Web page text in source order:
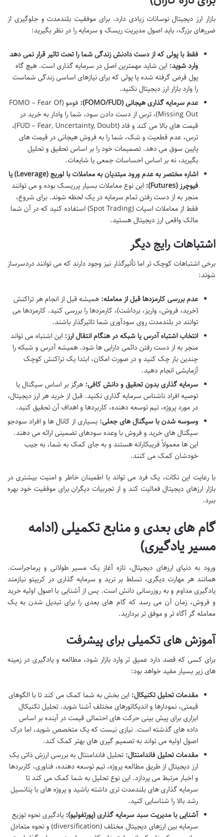
بازار ارز دیجیتال نوسانات زیادی دارد. برای موفقیت بلندمدت و جلوگیری از
ضررهای بزرگ، باید اصول مدیریت ریسک و سرمایه را در نظر بگیرید:
فقط با پولی که از دست دادنش زندگی شما را تحت تاثیر قرار نمی دهد
وارد شوید: این شاید مهمترین اصل در سرمایه گذاری است. هیچ گاه
پول قرض گرفته شده یا پولی که برای نیازهای اساسی زندگی شماست
را وارد بازار ارز دیجیتال نکنید.
عدم سرمایه گذاری هیجانی (FOMO/FUD):
فومو (FOMO – Fear Of
Missing Out)، ترس از دست دادن سود، شما را وادار به خرید در
قیمت های بالا می کند و فاد (FUD – Fear, Uncertainty, Doubt)،
ترس، عدم قطعیت و شک، شما را به فروش هیجانی در قیمت های
پایین سوق می دهد. تصمیمات خود را بر اساس تحقیق و تحلیل
بگیرید، نه بر اساس احساسات جمعی یا شایعات.
اشاره مختصر به عدم ورود مبتدیان به معاملات با لوریج (Leverage) یا
فیوچرز (Futures):
این نوع معاملات بسیار پرریسک بوده و می توانند
منجر به از دست رفتن تمام سرمایه در یک لحظه شوند. برای شروع،
فقط از معاملات اسپات (Spot Trading) استفاده کنید که در آن شما
مالک واقعی ارز دیجیتال هستید.
اشتباهات رایج دیگر
برخی اشتباهات کوچک تر اما تأثیرگذار نیز وجود دارند که می توانند دردسرساز
شوند:
عدم بررسی کارمزدها قبل از معامله: همیشه قبل از انجام هر تراکنش
(خرید، فروش، واریز، برداشت)، کارمزدها را بررسی کنید. کارمزدها می
توانند در بلندمدت روی سودآوری شما تاثیرگذار باشند.
انتخاب اشتباه آدرس یا شبکه در هنگام انتقال ارز: این اشتباه می تواند
منجر به از دست رفتن دائمی دارایی ها شود. همیشه آدرس و شبکه را
چندین بار چک کنید و در صورت امکان، ابتدا یک تراکنش کوچک
آزمایشی انجام دهید.
سرمایه گذاری بدون تحقیق و دانش کافی: هرگز بر اساس سیگنال یا
توصیه افراد ناشناس سرمایه گذاری نکنید. قبل از خرید هر ارز دیجیتال،
در مورد پروژه، تیم توسعه دهنده، کاربردها و اهداف آن تحقیق کنید.
وسوسه شدن با سیگنال های جعلی: بسیاری از کانال ها و افراد سودجو
سیگنال های خرید و فروش با وعده سودهای تضمینی ارائه می دهند.
این ها معمولاً فریبکارانه هستند و به جای کمک به شما، به جیب
خودشان کمک می کنند.
با رعایت این نکات، یک فرد می تواند با اطمینان خاطر و امنیت بیشتری در
بازار ارزهای دیجیتال فعالیت کند و از تجربیات دیگران برای موفقیت خود بهره
ببرد.
گام های بعدی و منابع تکمیلی (ادامه
مسیر یادگیری)
ورود به دنیای ارزهای دیجیتال، تازه آغاز یک مسیر طولانی و پرماجراست.
همانند هر مهارت دیگری، تسلط بر ترید و سرمایه گذاری در کریپتو نیازمند
یادگیری مداوم و به روزرسانی دانش است. پس از آشنایی با اصول اولیه خرید
و فروش، زمان آن می رسد که گام های بعدی را برای تبدیل شدن به یک
معامله گر آگاه تر و موفق تر بردارید.
آموزش های تکمیلی برای پیشرفت
برای کسی که قصد دارد عمیق تر وارد بازار شود، مطالعه و یادگیری در زمینه
های زیر بسیار مفید خواهد بود:
مقدمات تحلیل تکنیکال: این بخش به شما کمک می کند تا با الگوهای
قیمتی، نمودارها و اندیکاتورهای مختلف آشنا شوید. تحلیل تکنیکال
ابزاری برای پیش بینی حرکت های احتمالی قیمت در آینده بر اساس
داده های گذشته است. نیازی نیست که یک متخصص شوید، اما درک
اصول اولیه می تواند به تصمیم گیری های بهتر کمک کند.
مقدمات تحلیل فاندامنتال: تحلیل فاندامنتال به بررسی ارزش ذاتی یک
ارز دیجیتال از طریق مطالعه پروژه، تیم توسعه دهنده، فناوری، کاربردها
و اخبار مرتبط می پردازد. این نوع تحلیل به شما کمک می کند تا
سرمایه گذاری های بلندمدت تری داشته باشید و پروژه های با پتانسیل
رشد بالا را شناسایی کنید.
آشنایی با مدیریت سبد سرمایه گذاری (پورتفولیو): یادگیری نحوه توزیع
سرمایه بین ارزهای دیجیتال مختلف (diversification) و نحوه متعادل